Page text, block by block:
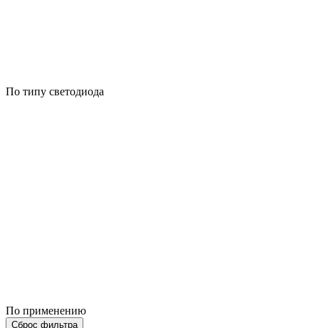
По типу светодиода
По применению
Сброс фильтра